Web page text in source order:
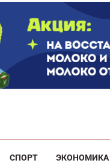
СПОРТ ЭКОНОМИКА